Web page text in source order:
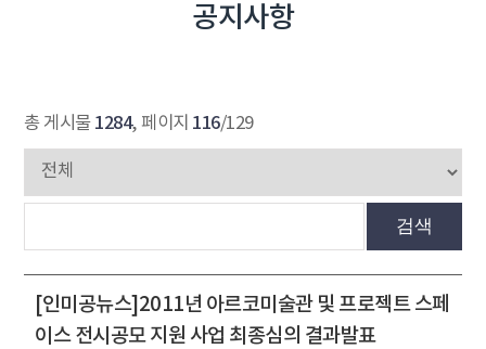
공지사항
총 게시물 1284, 페이지 116/129
검색
[인미공뉴스]2011년 아르코미술관 및 프로젝트 스페
이스 전시공모 지원 사업 최종심의 결과발표